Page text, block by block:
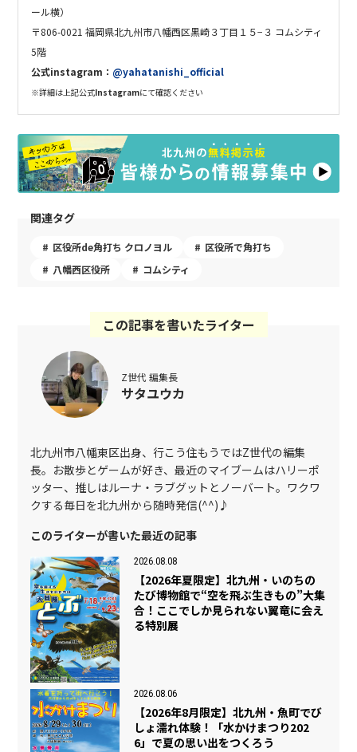
ール横）
〒806-0021 福岡県北九州市八幡西区黒崎３丁目１５−３ コムシティ
5階
公式instagram： @yahatanishi_official
※詳細は上記公式Instagramにて確認ください
関連タグ
区役所de角打ち クロノヨル
区役所で角打ち
八幡西区役所
コムシティ
この記事を書いたライター
Z世代 編集長
サタユウカ
北九州市八幡東区出身、行こう住もうではZ世代の編集
長。お散歩とゲームが好き、最近のマイブームはハリーポ
ッター、推しはルーナ・ラブグットとノーバート。ワクワ
クする毎日を北九州から随時発信(^^)♪
このライターが書いた最近の記事
2026.08.08
【2026年夏限定】北九州・いのちの
たび博物館で“空を飛ぶ生きもの”大集
合！ここでしか見られない翼竜に会え
る特別展
2026.08.06
【2026年8月限定】北九州・魚町でび
しょ濡れ体験！「水かけまつり202
6」で夏の思い出をつくろう